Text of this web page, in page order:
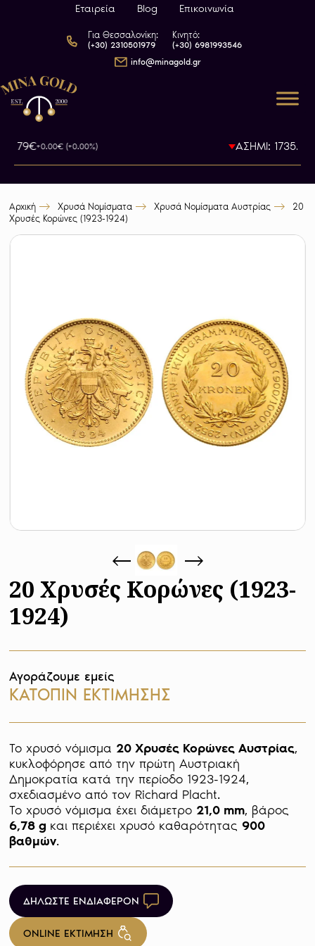
Εταιρεία Blog Επικοινωνία
Για Θεσσαλονίκη:
(+30) 2310501979
Κινητό:
(+30) 6981993546
info@minagold.gr
+0.00€ (+0.00%) ΑΣΗΜΙ: 1735.5€
Αρχική Χρυσά Νομίσματα Χρυσά Νομίσματα Αυστρίας
20
Χρυσές Κορώνες (1923-1924)
20 Χρυσές Κορώνες (1923-
1924)
Αγοράζουμε εμείς
ΚΑΤΟΠΙΝ ΕΚΤΙΜΗΣΗΣ
Το χρυσό νόμισμα 20 Χρυσές Κορώνες Αυστρίας,
κυκλοφόρησε από την πρώτη Αυστριακή
Δημοκρατία κατά την περίοδο 1923-1924,
σχεδιασμένο από τον Richard Placht.
Το χρυσό νόμισμα έχει διάμετρο 21,0 mm
6,78 g και περιέχει χρυσό καθαρότητας 900
βαθμών
ΔΗΛΩΣΤΕ ΕΝΔΙΑΦΕΡΟΝ
ONLINE ΕΚΤΙΜΗΣΗ